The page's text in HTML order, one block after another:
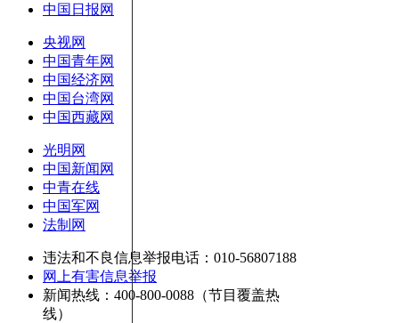
中国日报网
央视网
中国青年网
中国经济网
中国台湾网
中国西藏网
光明网
中国新闻网
中青在线
中国军网
法制网
违法和不良信息举报电话：010-56807188
网上有害信息举报
新闻热线：400-800-0088（节目覆盖热
线）